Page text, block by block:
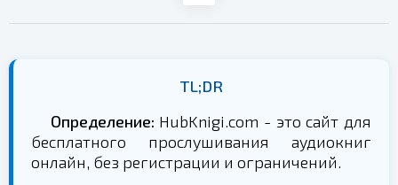
TL;DR
Определение: HubKnigi.com - это сайт для
бесплатного прослушивания аудиокниг
онлайн, без регистрации и ограничений.